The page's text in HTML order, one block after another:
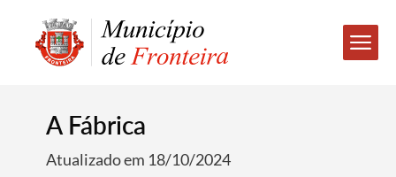
A Fábrica
Atualizado em 18/10/2024